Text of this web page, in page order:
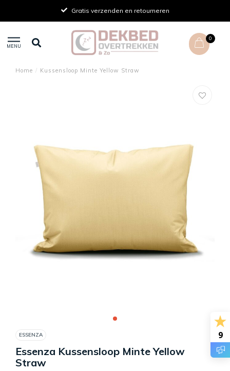
Gratis verzenden en retourneren
MENU
0
Home / Kussensloop Minte Yellow Straw
ESSENZA
Essenza Kussensloop Minte Yellow
Straw
9